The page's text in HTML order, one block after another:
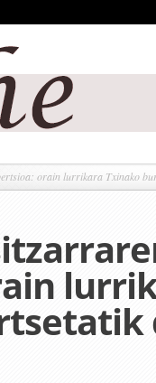
orain lurrikara Txinako